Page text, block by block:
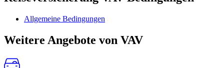
Allgemeine Bedingungen
Weitere Angebote von VAV